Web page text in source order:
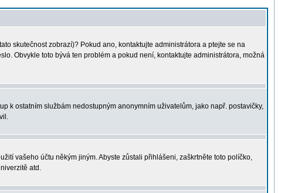
skutečnost zobrazí)? Pokud ano, kontaktujte administrátora a ptejte se na
Obvykle toto bývá ten problém a pokud není, kontaktujte administrátora, možná
k ostatním službám nedostupným anonymním uživatelům, jako např. postavičky,
vašeho účtu někým jiným. Abyste zůstali přihlášeni, zaškrtněte toto políčko,
atd.